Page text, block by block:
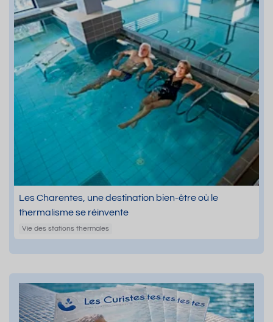
Les Charentes, une destination bien-être où le
thermalisme se réinvente
Vie des stations thermales